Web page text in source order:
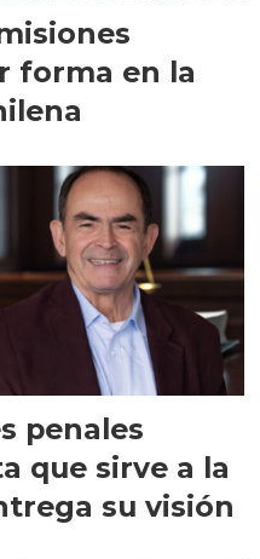
forma en la
penales
que sirve a la
su visión